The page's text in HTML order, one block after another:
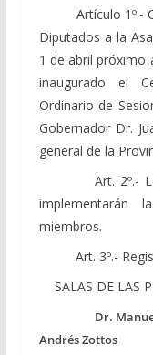
Artículo 1º.-
Diputados a la
1 de abril próximo
inaugurado el
Ordinario de
Gobernador Dr.
general de la
Art. 2º.- Los
implementarán
miembros.
Art. 3º.-
SALAS DE LAS
Dr.
Andrés Zottos